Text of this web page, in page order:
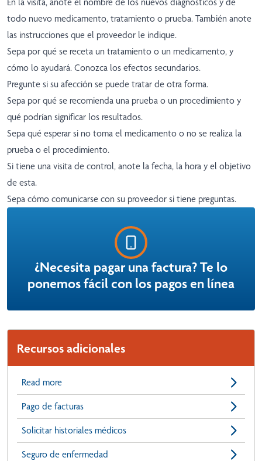
todo nuevo medicamento, tratamiento o prueba. También anote
las instrucciones que el proveedor le indique.
Sepa por qué se receta un tratamiento o un medicamento, y
cómo lo ayudará. Conozca los efectos secundarios.
Pregunte si su afección se puede tratar de otra forma.
Sepa por qué se recomienda una prueba o un procedimiento y
qué podrían significar los resultados.
Sepa qué esperar si no toma el medicamento o no se realiza la
prueba o el procedimiento.
Si tiene una visita de control, anote la fecha, la hora y el objetivo
de esta.
Sepa cómo comunicarse con su proveedor si tiene preguntas.
¿Necesita pagar una factura? Te lo
ponemos fácil con los pagos en línea
Recursos adicionales
Read more
Pago de facturas
Solicitar historiales médicos
Seguro de enfermedad